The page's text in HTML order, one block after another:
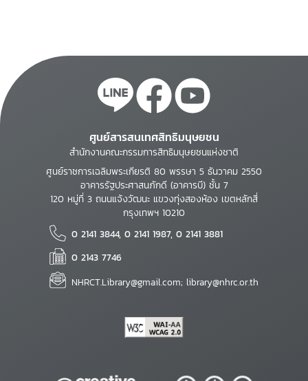
ศูนย์สารสนเทศสิทธิมนุษยชน
สำนักงานคณะกรรมการสิทธิมนุษยชนแห่งชาติ
ศูนย์ราชการเฉลิมพระเกียรติ 80 พรรษา 5 ธันวาคม 2550
อาคารรัฐประศาสนภักดี (อาคารบี) ชั้น 7
120 หมู่ที่ 3 ถนนแจ้งวัฒนะ แขวงทุ่งสองห้อง เขตหลักสี่
กรุงเทพฯ 10210
0 2141 3844, 0 2141 1987, 0 2141 3881
0 2143 7746
NHRCT.Library@gmail.com; library@nhrc.or.th